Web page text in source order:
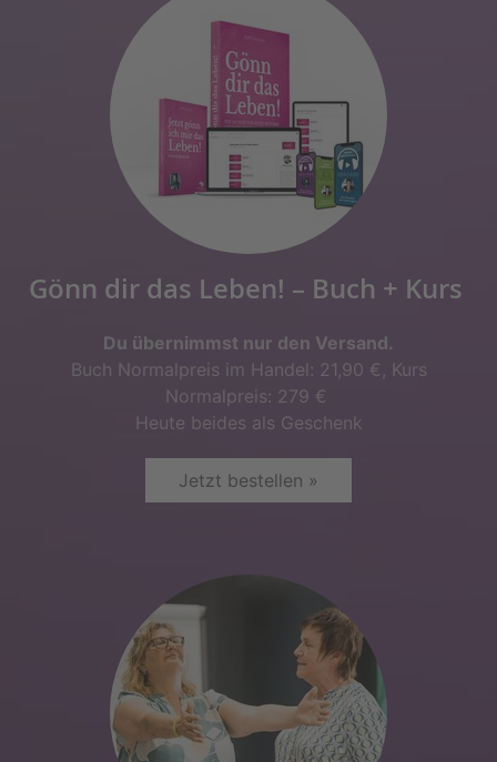
Gönn dir das Leben! – Buch + Kurs
Du übernimmst nur den Versand.
Buch Normalpreis im Handel: 21,90 €, Kurs
Normalpreis: 279 €
Heute beides als Geschenk
Jetzt bestellen »